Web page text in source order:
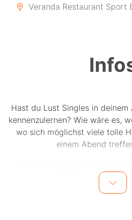
Veranda Restaurant Sport
Hast du Lust Singles in
kennenzulernen? Wie wäre es,
wo sich möglichst viele tolle
einem Abend
jetzt die Chance auf bis zu 15
einem